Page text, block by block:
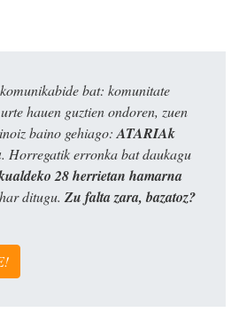
bat: komunitate
hauen guztien ondoren, zuen
baino gehiago: ATARIAk
. Horregatik erronka bat daukagu
28 herrietan hamarna
ditugu. Zu falta zara, bazatoz?